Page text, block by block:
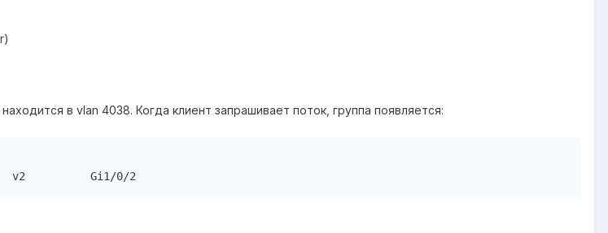
в vlan 4038. Когда клиент запрашивает поток, группа появляется:
v2          Gi1/0/2